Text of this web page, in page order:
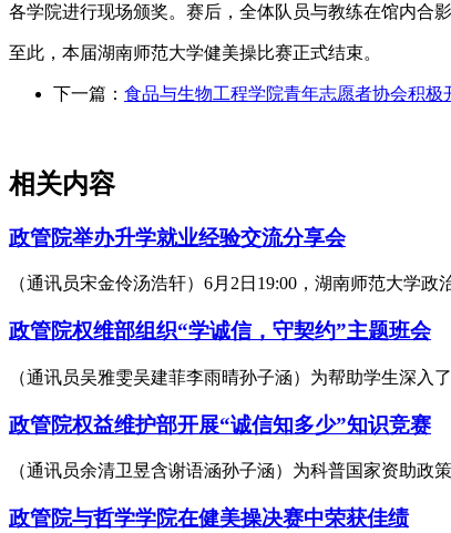
各学院进行现场颁奖。赛后，全体队员与教练在馆内合
至此，本届湖南师范大学健美操比赛正式结束。
下一篇： 食品与生物工程学院青年志愿者协会积
相关内容
政管院举办升学就业经验交流分享会
（通讯员宋金伶汤浩轩）6月2日19:00，湖南师范大学
政管院权维部组织“学诚信，守契约”主题班会
（通讯员吴雅雯吴建菲李雨晴孙子涵）为帮助学生深
政管院权益维护部开展“诚信知多少”知识竞赛
（通讯员余清卫昱含谢语涵孙子涵）为科普国家资助
政管院与哲学学院在健美操决赛中荣获佳绩